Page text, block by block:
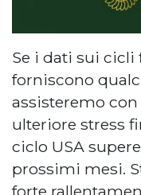
Se i dati sui cicli
forniscono
assisteremo
ulteriore stress
ciclo USA
prossimi mesi.
forte